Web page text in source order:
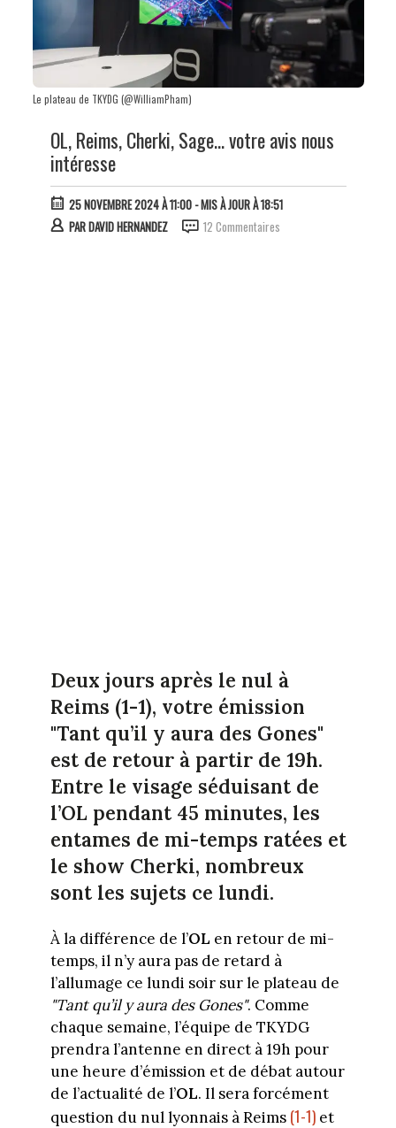
Le plateau de TKYDG (@WilliamPham)
OL, Reims, Cherki, Sage… votre avis nous
intéresse
25 NOVEMBRE 2024 À 11:00- MIS À JOUR À 18:51
PARDAVID HERNANDEZ 12 Commentaires
Deux jours après le nul à
Reims (1-1), votre émission
"Tant qu’il y aura des Gones"
est de retour à partir de 19h.
Entre le visage séduisant de
l’OL pendant 45 minutes, les
entames de mi-temps ratées et
le show Cherki, nombreux
sont les sujets ce lundi.
À la différence de l’OL en retour de mi-
temps, il n’y aura pas de retard à
l’allumage ce lundi soir sur le plateau de
"Tant qu’il y aura des Gones". Comme
chaque semaine, l’équipe de TKYDG
prendra l’antenne en direct à 19h pour
une heure d’émission et de débat autour
de l’actualité de l’OL. Il sera forcément
question du nul lyonnais à Reims (1-1)et